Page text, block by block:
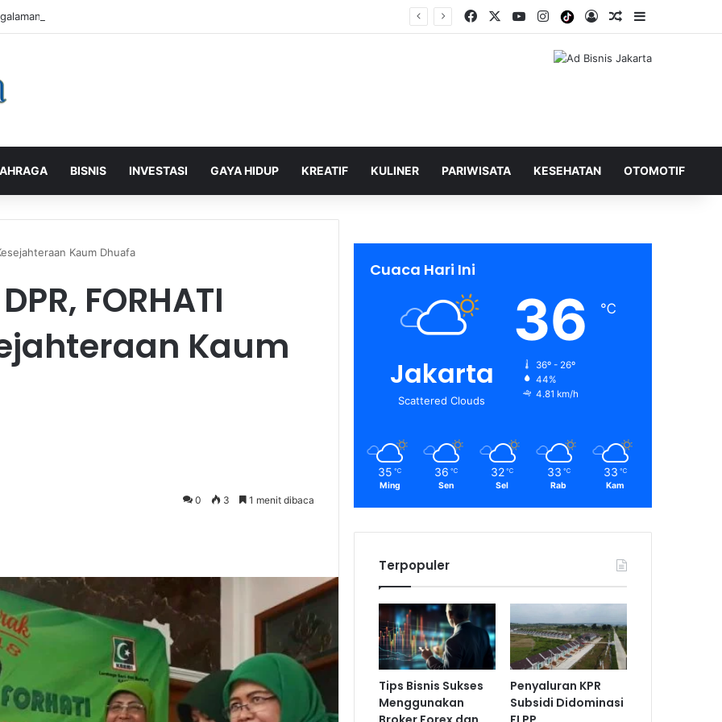
Pelanggan, PLN Icon Plus Sabet Tiga Penghargaan CCW 2026 Facebook YouTubeInstagramTiktokLog InShuffle Berita
BISNIS INVESTASI GAYA HIDUP KREATIF KULINER PARIWISATA KESEHATAN OTOMOTIF
Kaum Dhuafa
FORHATI
Kaum
0 3 1 menit dibaca
Cuaca Hari Ini
Jakarta
Scattered Clouds
36 ℃
36º - 26º
44%
4.81 km/h
35 ℃
Ming
36 ℃
Sen
32 ℃
Sel
33 ℃
Rab
33 ℃
Kam
Terpopuler
Tips Bisnis Sukses
Menggunakan
Penyaluran KPR
Subsidi Didominasi